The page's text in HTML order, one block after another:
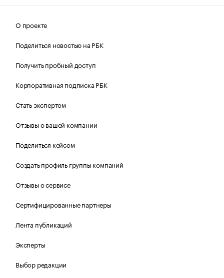
О проекте
Поделиться новостью на РБК
Получить пробный доступ
Корпоративная подписка РБК
Стать экспертом
Отзывы о вашей компании
Поделиться кейсом
Создать профиль группы компаний
Отзывы о сервисе
Сертифицированные партнеры
Лента публикаций
Эксперты
Выбор редакции